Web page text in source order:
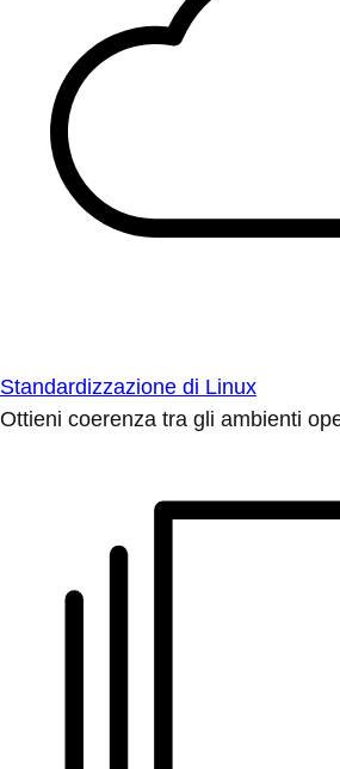
Standardizzazione di Linux
Ottieni coerenza tra gli ambienti